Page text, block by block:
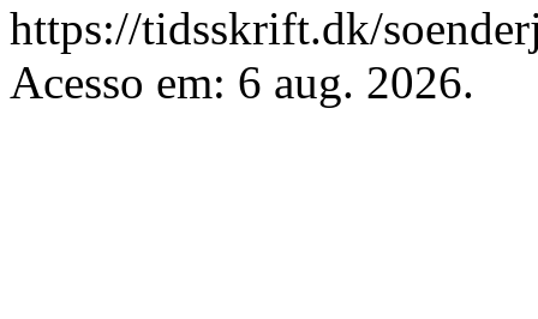
https://tidsskrift.dk/
Acesso em: 6 aug. 2026.